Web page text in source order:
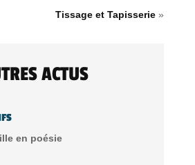
Tissage et Tapisserie »
ACTUS
en poésie